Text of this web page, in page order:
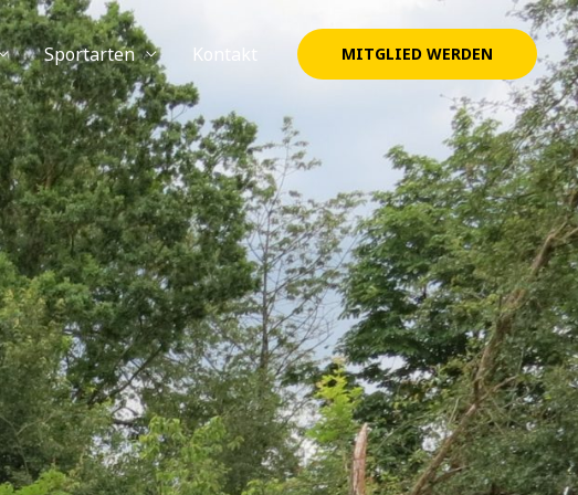
Sportarten Kontakt MITGLIED WERDEN